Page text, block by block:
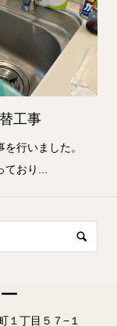
工事
を行いました。
おり...
１丁目５７−１